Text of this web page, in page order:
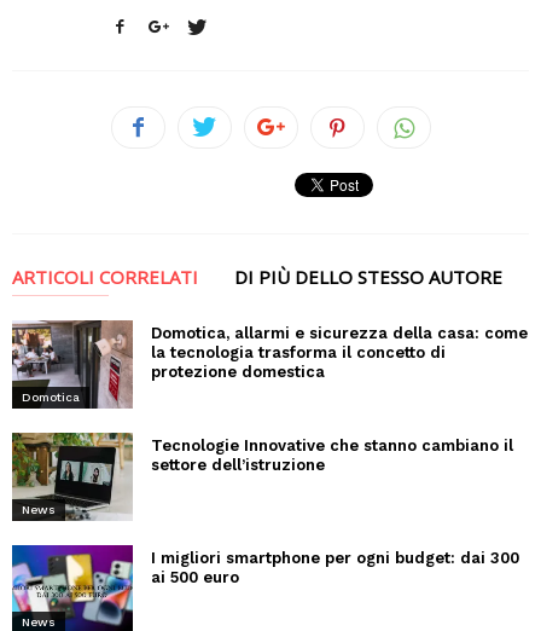
ARTICOLI CORRELATI DI PIÙ DELLO STESSO AUTORE
Domotica
Domotica, allarmi e sicurezza della casa: come
la tecnologia trasforma il concetto di
protezione domestica
News
Tecnologie Innovative che stanno cambiano il
settore dell’istruzione
News
I migliori smartphone per ogni budget: dai 300
ai 500 euro